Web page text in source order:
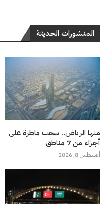
المنشورات الحديثة
منها الرياض.. سحب ماطرة على
أجزاء من 7 مناطق
أغسطس 8, 2026